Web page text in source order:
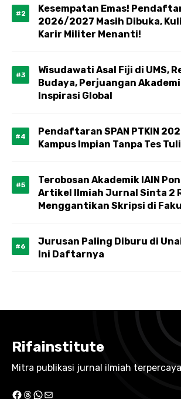
Kesempatan Emas!
2026/2027 Masih Dibuka,
Karir Militer Menanti!
Wisudawati Asal Fiji di UMS,
Budaya, Perjuangan
Inspirasi Global
Pendaftaran SPAN PTKIN
Kampus Impian Tanpa Tes
Terobosan Akademik IAIN
Artikel Ilmiah Jurnal Sinta 2
Menggantikan Skripsi di
Jurusan Paling Diburu di
Ini Daftarnya
Rifainstitute
Mitra publikasi jurnal ilmiah terpercaya
Facebook
Threads
WhatsApp
Mail